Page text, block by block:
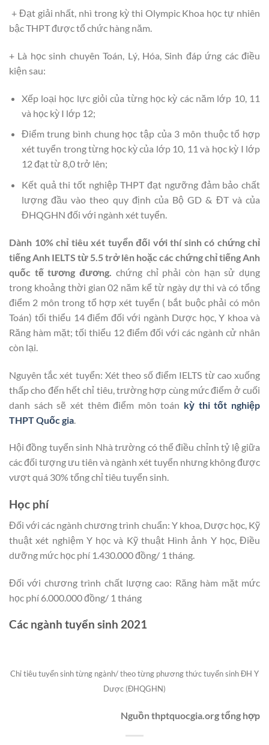
+ Đạt giải nhất, nhì trong kỳ thi Olympic Khoa học tự nhiên
bậc THPT được tổ chức hàng năm.
+ Là học sinh chuyên Toán, Lý, Hóa, Sinh đáp ứng các điều
kiện sau:
Xếp loại học lực giỏi của từng học kỳ các năm lớp 10, 11
và học kỳ I lớp 12;
Điểm trung bình chung học tập của 3 môn thuộc tổ hợp
xét tuyển trong từng học kỳ của lớp 10, 11 và học kỳ I lớp
12 đạt từ 8,0 trở lên;
Kết quả thi tốt nghiệp THPT đạt ngưỡng đảm bảo chất
lượng đầu vào theo quy định của Bộ GD & ĐT và của
ĐHQGHN đối với ngành xét tuyển.
Dành 10% chỉ tiêu xét tuyển đối với thí sinh có chứng chỉ
tiếng Anh IELTS từ 5.5 trở lên hoặc các chứng chỉ tiếng Anh
quốc tế tương đương. chứng chỉ phải còn hạn sử dụng
trong khoảng thời gian 02 năm kể từ ngày dự thi và có tổng
điểm 2 môn trong tổ hợp xét tuyển ( bắt buộc phải có môn
Toán) tối thiểu 14 điểm đối với ngành Dược học, Y khoa và
Răng hàm mặt; tối thiểu 12 điểm đối với các ngành cử nhân
còn lại.
Nguyên tắc xét tuyển: Xét theo số điểm IELTS từ cao xuống
thấp cho đến hết chỉ tiêu, trường hợp cùng mức điểm ở cuối
danh sách sẽ xét thêm điểm môn toán kỳ thi tốt nghiệp
THPT Quốc gia
Hội đồng tuyển sinh Nhà trường có thể điều chỉnh tỷ lệ giữa
các đối tượng ưu tiên và ngành xét tuyển nhưng không được
vượt quá 30% tổng chỉ tiêu tuyển sinh.
Học phí
Đối với các ngành chương trình chuẩn: Y khoa, Dược học, Kỹ
thuật xét nghiệm Y học và Kỹ thuật Hình ảnh Y học, Điều
dưỡng mức học phí 1.430.000 đồng/ 1 tháng.
Đối với chương trình chất lượng cao: Răng hàm mặt mức
học phí 6.000.000 đồng/ 1 tháng
Các ngành tuyển sinh 2021
Chỉ tiêu tuyển sinh từng ngành/ theo từng phương thức tuyển sinh ĐH Y
Dược (ĐHQGHN)
Nguồn thptquocgia.org tổng hợp